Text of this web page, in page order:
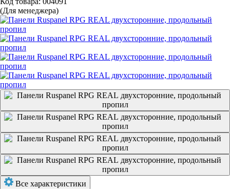
(Для менеджера)
Все характеристики